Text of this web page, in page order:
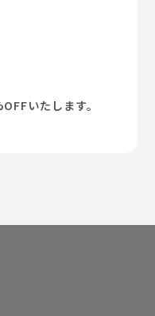
いたします。